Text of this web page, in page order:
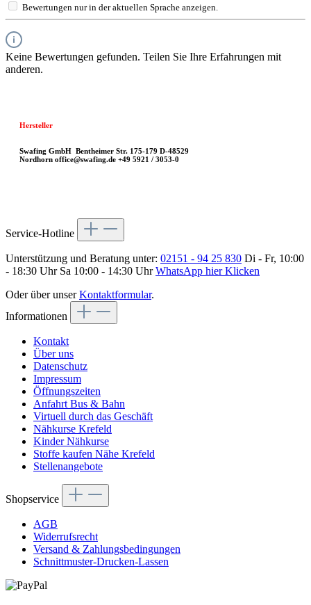
Bewertungen nur in der aktuellen Sprache anzeigen.
Keine Bewertungen gefunden. Teilen Sie Ihre Erfahrungen mit
anderen.
Hersteller
Swafing GmbH Bentheimer Str. 175-179 D-48529
Nordhorn office@swafing.de +49 5921 / 3053-0
Service-Hotline
Unterstützung und Beratung unter: 02151 - 94 25 830 Di - Fr, 10:00
- 18:30 Uhr Sa 10:00 - 14:30 UhrWhatsApp hier Klicken
Oder über unserKontaktformular.
Informationen
Kontakt
Über uns
Datenschutz
Impressum
Öffnungszeiten
Anfahrt Bus & Bahn
Virtuell durch das Geschäft
Nähkurse Krefeld
Kinder Nähkurse
Stoffe kaufen Nähe Krefeld
Stellenangebote
Shopservice
AGB
Widerrufsrecht
Versand & Zahlungsbedingungen
Schnittmuster-Drucken-Lassen